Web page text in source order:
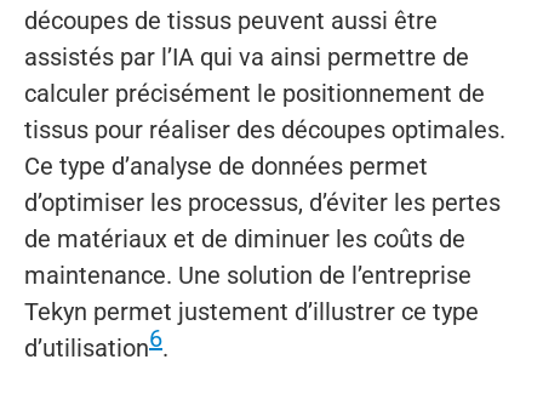
découpes de tissus peuvent aussi être
assistés par l’IA qui va ainsi permettre de
calculer précisément le positionnement de
tissus pour réaliser des découpes optimales.
Ce type d’analyse de données permet
d’optimiser les processus, d’éviter les pertes
de matériaux et de diminuer les coûts de
maintenance. Une solution de l’entreprise
Tekyn permet justement d’illustrer ce type
d’utilisation6.